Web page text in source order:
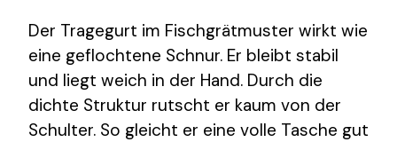
Der Tragegurt im Fischgrätmuster wirkt wie
eine geflochtene Schnur. Er bleibt stabil
und liegt weich in der Hand. Durch die
dichte Struktur rutscht er kaum von der
Schulter. So gleicht er eine volle Tasche gut